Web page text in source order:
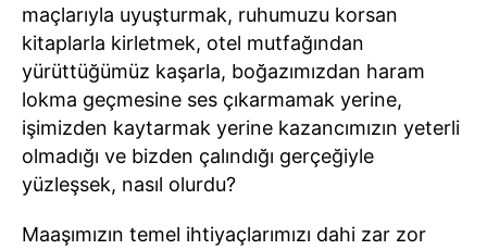
maçlarıyla uyuşturmak, ruhumuzu korsan
kitaplarla kirletmek, otel mutfağından
yürüttüğümüz kaşarla, boğazımızdan haram
lokma geçmesine ses çıkarmamak yerine,
işimizden kaytarmak yerine kazancımızın yeterli
olmadığı ve bizden çalındığı gerçeğiyle
yüzleşsek, nasıl olurdu?
Maaşımızın temel ihtiyaçlarımızı dahi zar zor